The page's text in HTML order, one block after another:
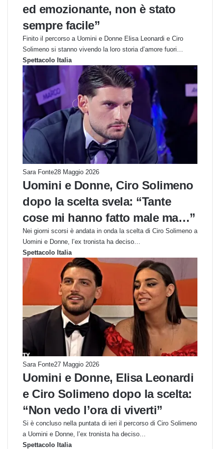
ed emozionante, non è stato
sempre facile”
Finito il percorso a Uomini e Donne Elisa Leonardi e Ciro
Solimeno si stanno vivendo la loro storia d’amore fuori…
Spettacolo Italia
Sara Fonte28 Maggio 2026
Uomini e Donne, Ciro Solimeno
dopo la scelta svela: “Tante
cose mi hanno fatto male ma…”
Nei giorni scorsi è andata in onda la scelta di Ciro Solimeno a
Uomini e Donne, l’ex tronista ha deciso…
Spettacolo Italia
Sara Fonte27 Maggio 2026
Uomini e Donne, Elisa Leonardi
e Ciro Solimeno dopo la scelta:
“Non vedo l’ora di viverti”
Si è concluso nella puntata di ieri il percorso di Ciro Solimeno
a Uomini e Donne, l’ex tronista ha deciso…
Spettacolo Italia